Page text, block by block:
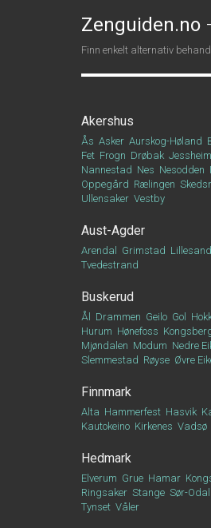
Zenguiden.no
Finn enkelt alternativ
Akershus
Ås Asker Aurskog-Høland
Fet Frogn Drøbak Jessheim
Nannestad Nes Nesodden
Oppegård Rælingen
Ullensaker Vestby
Aust-Agder
Arendal Grimstad Lillesand
Tvedestrand
Buskerud
Ål Drammen Geilo Gol
Hurum Hønefoss
Mjøndalen Modum Nedre
Slemmestad Røyse Øvre
Finnmark
Alta Hammerfest Hasvik
Kautokeino Kirkenes Vadsø
Hedmark
Elverum Grue Hamar
Ringsaker Stange Sør-Odal
Tynset Våler